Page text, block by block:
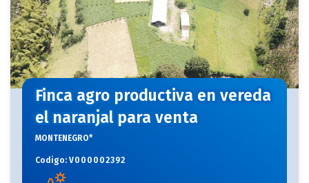
Finca agro productiva en vereda
el naranjal para venta
MONTENEGRO*
Codigo: V000002392